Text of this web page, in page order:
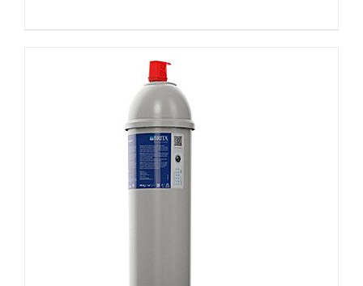
DETAILS